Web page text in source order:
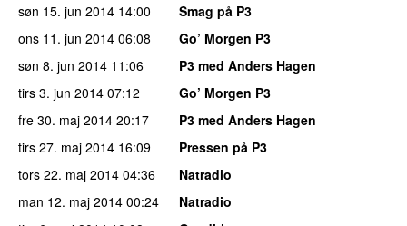
søn 15. jun 2014 14:00
Smag på P3
ons 11. jun 2014 06:08
Go’ Morgen P3
søn 8. jun 2014 11:06
P3 med Anders Hagen
tirs 3. jun 2014 07:12
Go’ Morgen P3
fre 30. maj 2014 20:17
P3 med Anders Hagen
tirs 27. maj 2014 16:09
Pressen på P3
tors 22. maj 2014 04:36
Natradio
man 12. maj 2014 00:24
Natradio